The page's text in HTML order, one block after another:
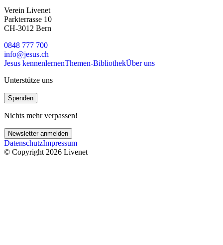
Verein Livenet
Parkterrasse 10
CH-3012 Bern
0848 777 700
info@jesus.ch
Jesus kennenlernenThemen-BibliothekÜber uns
Unterstütze uns
Spenden
Nichts mehr verpassen!
Newsletter anmelden
DatenschutzImpressum
© Copyright 2026 Livenet